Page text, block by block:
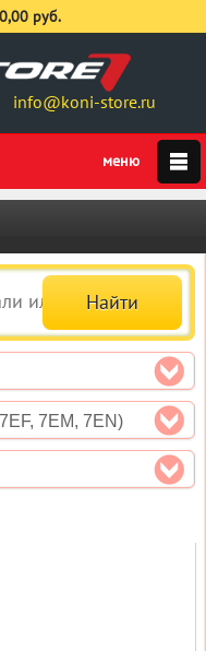
info@koni-store.ru
0,00 руб.
7EM, 7EN)